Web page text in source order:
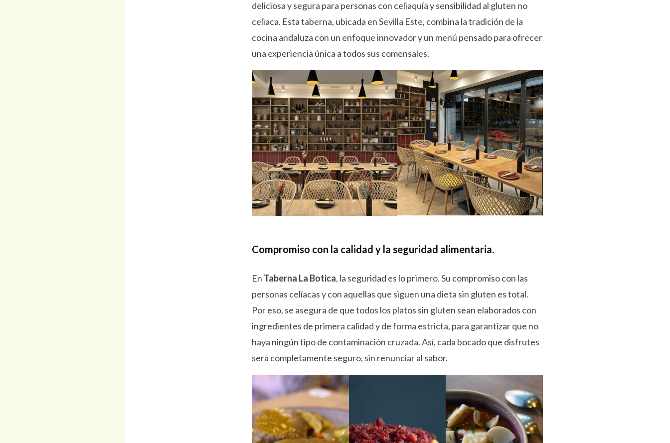
deliciosa y segura para personas con celiaquía y sensibilidad al gluten no
celiaca. Esta taberna, ubicada en Sevilla Este, combina la tradición de la
cocina andaluza con un enfoque innovador y un menú pensado para ofrecer
una experiencia única a todos sus comensales.
Compromiso con la calidad y la seguridad alimentaria.
En Taberna La Botica, la seguridad es lo primero. Su compromiso con las
personas celíacas y con aquellas que siguen una dieta sin gluten es total.
Por eso, se asegura de que todos los platos sin gluten sean elaborados con
ingredientes de primera calidad y de forma estricta, para garantizar que no
haya ningún tipo de contaminación cruzada. Así, cada bocado que disfrutes
será completamente seguro, sin renunciar al sabor.